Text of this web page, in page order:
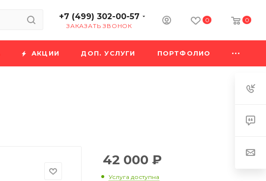
+7 (499) 302-00-57
ЗАКАЗАТЬ ЗВОНОК
0 0
АКЦИИ ДОП. УСЛУГИ ПОРТФОЛИО
42 000 ₽
Услуга доступна